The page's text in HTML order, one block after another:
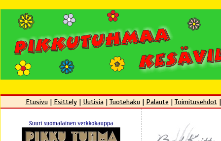
Etusivu| Esittely| Uutisia| Tuotehaku| Palaute | Toimitusehdot